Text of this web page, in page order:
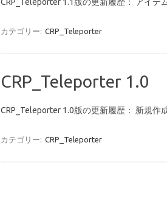
カテゴリー: CRP_Teleporter
CRP_Teleporter 1.0
CRP_Teleporter 1.0版の更新履歴： 新規作
カテゴリー: CRP_Teleporter